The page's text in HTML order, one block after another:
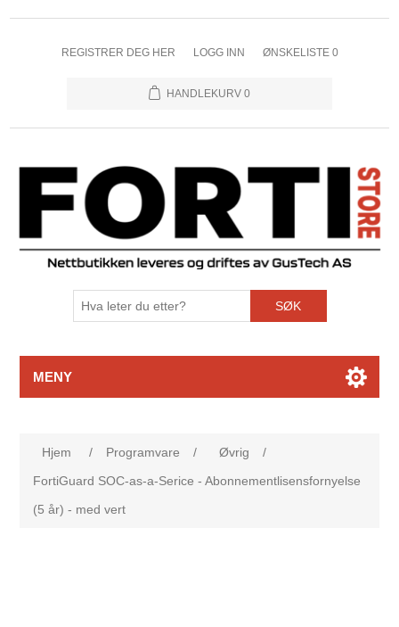
REGISTRER DEG HER LOGG INN ØNSKELISTE 0
HANDLEKURV 0
SØK
MENY
Hjem / Programvare / Øvrig
/
FortiGuard SOC-as-a-Serice - Abonnementlisensfornyelse
(5 år) - med vert